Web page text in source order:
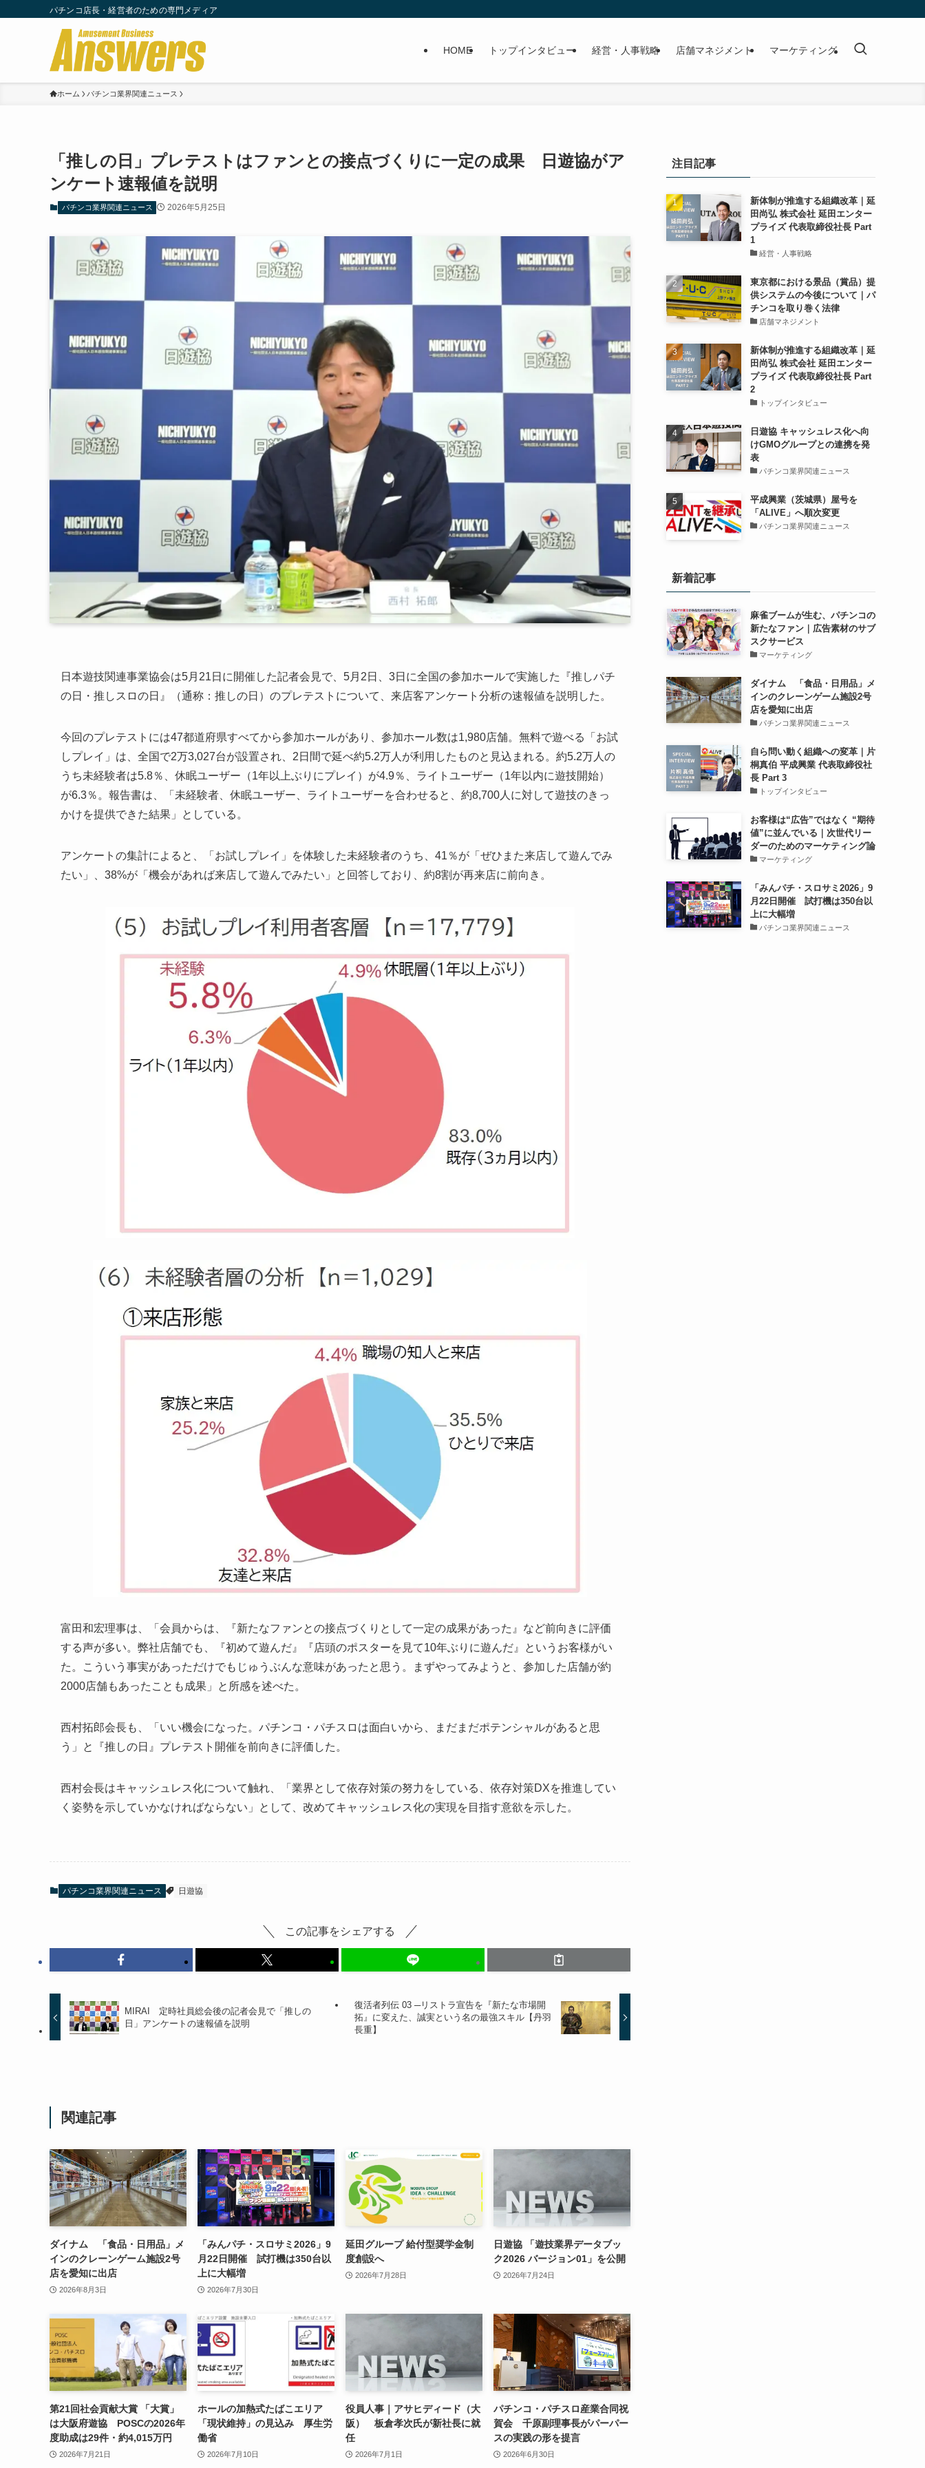
パチンコ店長・経営者のための専門メディア
HOME トップインタビュー 経営・人事戦略 店舗マネジメント マーケティング
ホーム パチンコ業界関連ニュース
「推しの日」プレテストはファンとの接点づくりに一定の成果 日遊協がア
ンケート速報値を説明
パチンコ業界関連ニュース 2026年5月25日
日本遊技関連事業協会は5月21日に開催した記者会見で、5月2日、3日に全国の参加ホールで実施した『推しパチ
の日・推しスロの日』（通称：推しの日）のプレテストについて、来店客アンケート分析の速報値を説明した。
今回のプレテストには47都道府県すべてから参加ホールがあり、参加ホール数は1,980店舗。無料で遊べる「お試
しプレイ」は、全国で2万3,027台が設置され、2日間で延べ約5.2万人が利用したものと見込まれる。約5.2万人の
うち未経験者は5.8％、休眠ユーザー（1年以上ぶりにプレイ）が4.9％、ライトユーザー（1年以内に遊技開始）
が6.3％。報告書は、「未経験者、休眠ユーザー、ライトユーザーを合わせると、約8,700人に対して遊技のきっ
かけを提供できた結果」としている。
アンケートの集計によると、「お試しプレイ」を体験した未経験者のうち、41％が「ぜひまた来店して遊んでみ
たい」、38%が「機会があれば来店して遊んでみたい」と回答しており、約8割が再来店に前向き。
富田和宏理事は、「会員からは、『新たなファンとの接点づくりとして一定の成果があった』など前向きに評価
する声が多い。弊社店舗でも、『初めて遊んだ』『店頭のポスターを見て10年ぶりに遊んだ』というお客様がい
た。こういう事実があっただけでもじゅうぶんな意味があったと思う。まずやってみようと、参加した店舗が約
2000店舗もあったことも成果」と所感を述べた。
西村拓郎会長も、「いい機会になった。パチンコ・パチスロは面白いから、まだまだポテンシャルがあると思
う」と『推しの日』プレテスト開催を前向きに評価した。
西村会長はキャッシュレス化について触れ、「業界として依存対策の努力をしている、依存対策DXを推進してい
く姿勢を示していかなければならない」として、改めてキャッシュレス化の実現を目指す意欲を示した。
パチンコ業界関連ニュース 日遊協
この記事をシェアする
MIRAI 定時社員総会後の記者会見で「推しの
日」アンケートの速報値を説明
復活者列伝 03 ─リストラ宣告を『新たな市場開
拓』に変えた、誠実という名の最強スキル【丹羽
長重】
関連記事
ダイナム 「食品・日用品」メ
インのクレーンゲーム施設2号
店を愛知に出店
2026年8月3日
「みんパチ・スロサミ2026」9
月22日開催 試打機は350台以
上に大幅増
2026年7月30日
延田グループ 給付型奨学金制
度創設へ
2026年7月28日
日遊協 「遊技業界データブッ
ク2026 バージョン01」を公開
2026年7月24日
第21回社会貢献大賞 「大賞」
は大阪府遊協 POSCの2026年
度助成は29件・約4,015万円
2026年7月21日
ホールの加熱式たばこエリア
「現状維持」の見込み 厚生労
働省
2026年7月10日
役員人事｜アサヒディード（大
阪） 板倉孝次氏が新社長に就
任
2026年7月1日
パチンコ・パチスロ産業合同祝
賀会 千原副理事長がパーパー
スの実践の形を提言
2026年6月30日
注目記事
新体制が推進する組織改革｜延
田尚弘 株式会社 延田エンター
プライズ 代表取締役社長 Part
1
経営・人事戦略
東京都における景品（賞品）提
供システムの今後について｜パ
チンコを取り巻く法律
店舗マネジメント
新体制が推進する組織改革｜延
田尚弘 株式会社 延田エンター
プライズ 代表取締役社長 Part
2
トップインタビュー
日遊協 キャッシュレス化へ向
けGMOグループとの連携を発
表
パチンコ業界関連ニュース
平成興業（茨城県）屋号を
「ALIVE」へ順次変更
パチンコ業界関連ニュース
新着記事
麻雀ブームが生む、パチンコの
新たなファン｜広告素材のサブ
スクサービス
マーケティング
ダイナム 「食品・日用品」メ
インのクレーンゲーム施設2号
店を愛知に出店
パチンコ業界関連ニュース
自ら問い動く組織への変革｜片
桐真伯 平成興業 代表取締役社
長 Part 3
トップインタビュー
お客様は“広告”ではなく “期待
値”に並んでいる｜次世代リー
ダーのためのマーケティング論
マーケティング
「みんパチ・スロサミ2026」9
月22日開催 試打機は350台以
上に大幅増
パチンコ業界関連ニュース